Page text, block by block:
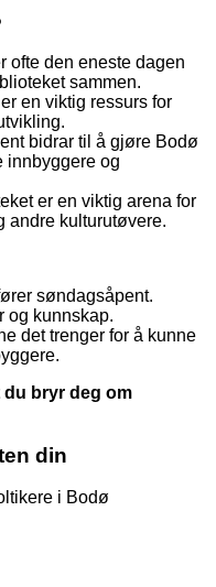
ofte den eneste dagen
sammen.
en viktig ressurs for
bidrar til å gjøre Bodø
innbyggere og
er en viktig arena for
andre kulturutøvere.
søndagsåpent.
og kunnskap.
det trenger for å kunne
bryr deg om
din
i Bodø